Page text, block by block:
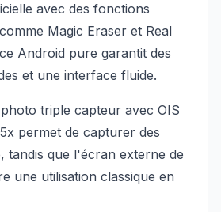
avec des fonctions
Magic Eraser et Real
Android pure garantit des
et une interface fluide.
triple capteur avec OIS
permet de capturer des
tandis que l'écran externe de
une utilisation classique en